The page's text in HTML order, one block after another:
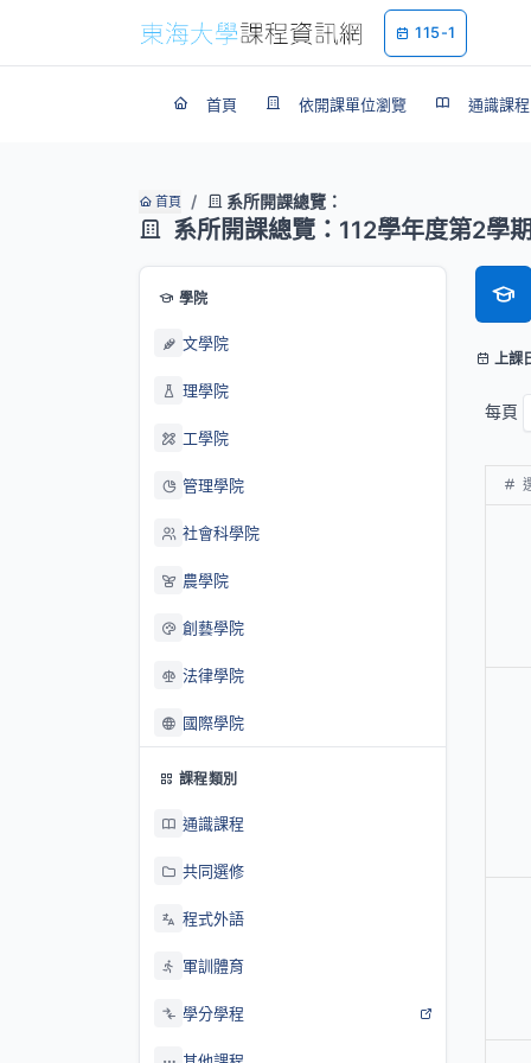
115-1
首頁 依開課單位瀏覽 通識課程
首頁 系所開課總覽：
系所開課總覽：112學年度第2學
學院
文學院
理學院
工學院
管理學院
社會科學院
農學院
創藝學院
法律學院
國際學院
課程類別
通識課程
共同選修
程式外語
軍訓體育
學分學程
上課
每頁